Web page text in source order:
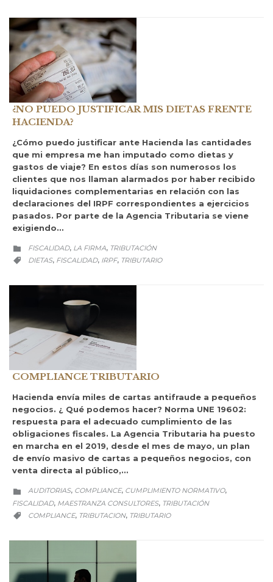
¿NO PUEDO JUSTIFICAR MIS DIETAS FRENTE
HACIENDA?
¿Cómo puedo justificar ante Hacienda las cantidades
que mi empresa me han imputado como dietas y
gastos de viaje? En estos días son numerosos los
clientes que nos llaman alarmados por haber recibido
liquidaciones complementarias en relación con las
declaraciones del IRPF correspondientes a ejercicios
pasados. Por parte de la Agencia Tributaria se viene
exigiendo…
 CATEGORY
FISCALIDAD, LA FIRMA, TRIBUTACIÓN
 CATEGORY
DIETAS, FISCALIDAD, IRPF, TRIBUTARIO
COMPLIANCE TRIBUTARIO
Hacienda envía miles de cartas antifraude a pequeños
negocios. ¿ Qué podemos hacer? Norma UNE 19602:
respuesta para el adecuado cumplimiento de las
obligaciones fiscales. La Agencia Tributaria ha puesto
en marcha en el 2019, desde el mes de mayo, un plan
de envío masivo de cartas a pequeños negocios, con
venta directa al público,…
 CATEGORY
AUDITORIAS, COMPLIANCE, CUMPLIMIENTO NORMATIVO,
FISCALIDAD, MAESTRANZA CONSULTORES, TRIBUTACIÓN
 CATEGORY
COMPLIANCE, TRIBUTACION, TRIBUTARIO